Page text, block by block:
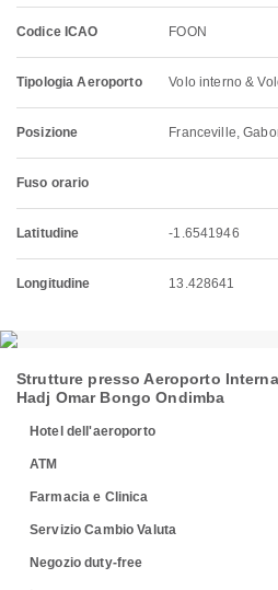
Codice ICAO FOON
Tipologia Aeroporto Volo interno &
Posizione Franceville,
Fuso orario
Latitudine -1.6541946
Longitudine 13.428641
Strutture presso Aeroporto
Hadj Omar Bongo Ondimba
Hotel dell'aeroporto
ATM
Farmacia e Clinica
Servizio Cambio Valuta
Negozio duty-free